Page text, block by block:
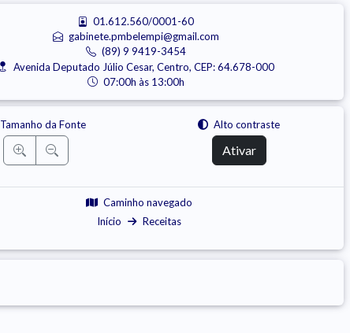
01.612.560/0001-60
gabinete.pmbelempi@gmail.com
(89) 9 9419-3454
Avenida Deputado Júlio Cesar, Centro, CEP: 64.678-000
07:00h às 13:00h
Tamanho da Fonte Alto contraste
Ativar
Caminho navegado
Início
Receitas